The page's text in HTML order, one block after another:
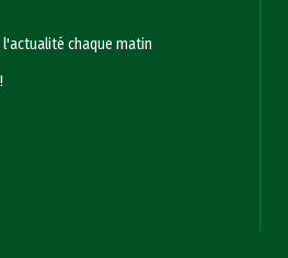
chaque matin